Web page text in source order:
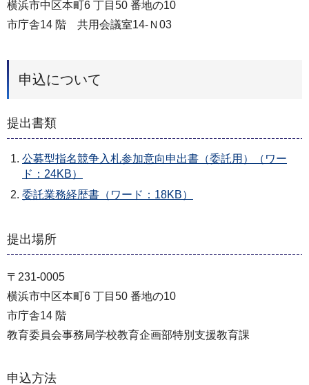
横浜市中区本町6 丁目50 番地の10
市庁舎14 階 共用会議室14‐Ｎ03
申込について
提出書類
公募型指名競争入札参加意向申出書（委託用）（ワー
ド：24KB）
委託業務経歴書（ワード：18KB）
提出場所
〒231-0005
横浜市中区本町6 丁目50 番地の10
市庁舎14 階
教育委員会事務局学校教育企画部特別支援教育課
申込方法